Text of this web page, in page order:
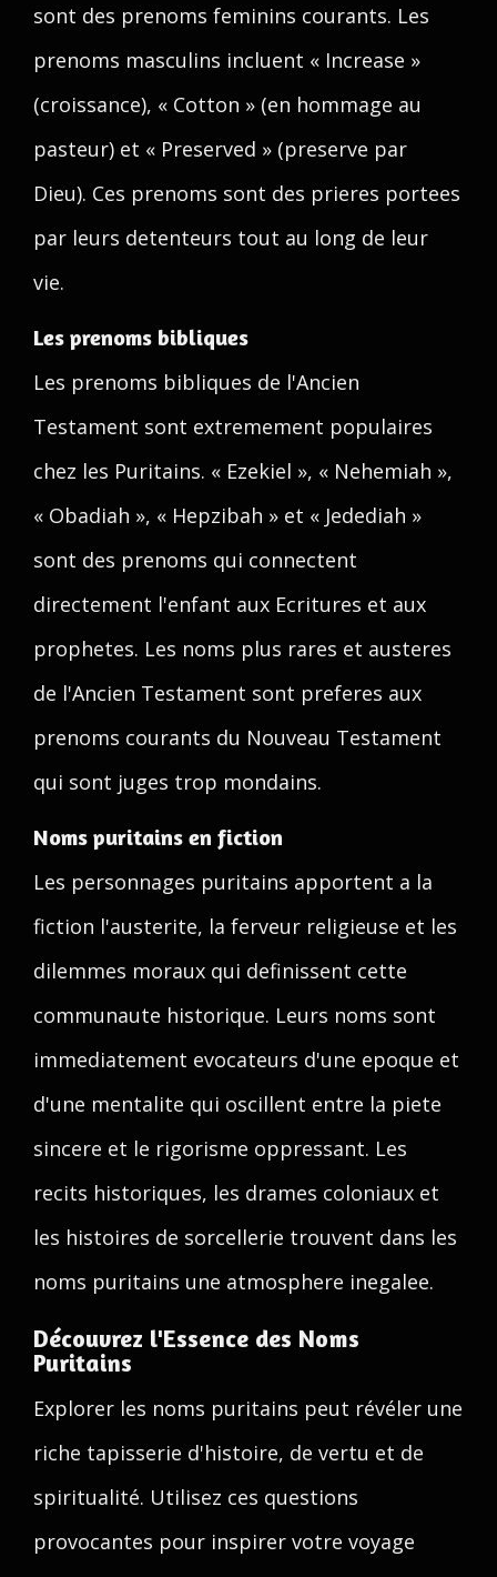
sont des prenoms feminins courants. Les
prenoms masculins incluent « Increase »
(croissance), « Cotton » (en hommage au
pasteur) et « Preserved » (preserve par
Dieu). Ces prenoms sont des prieres portees
par leurs detenteurs tout au long de leur
vie.
Les prenoms bibliques
Les prenoms bibliques de l'Ancien
Testament sont extremement populaires
chez les Puritains. « Ezekiel », « Nehemiah »,
« Obadiah », « Hepzibah » et « Jedediah »
sont des prenoms qui connectent
directement l'enfant aux Ecritures et aux
prophetes. Les noms plus rares et austeres
de l'Ancien Testament sont preferes aux
prenoms courants du Nouveau Testament
qui sont juges trop mondains.
Noms puritains en fiction
Les personnages puritains apportent a la
fiction l'austerite, la ferveur religieuse et les
dilemmes moraux qui definissent cette
communaute historique. Leurs noms sont
immediatement evocateurs d'une epoque et
d'une mentalite qui oscillent entre la piete
sincere et le rigorisme oppressant. Les
recits historiques, les drames coloniaux et
les histoires de sorcellerie trouvent dans les
noms puritains une atmosphere inegalee.
Découvrez l'Essence des Noms
Puritains
Explorer les noms puritains peut révéler une
riche tapisserie d'histoire, de vertu et de
spiritualité. Utilisez ces questions
provocantes pour inspirer votre voyage